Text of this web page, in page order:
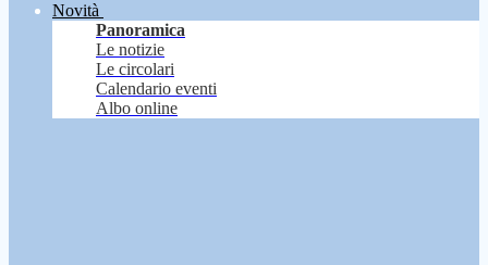
Novità
Panoramica
Le notizie
Le circolari
Calendario eventi
Albo online